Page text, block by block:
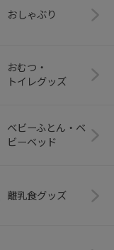
おしゃぶり
おむつ・
トイレグッズ
ベビーふとん・ベ
ビーベッド
離乳食グッズ